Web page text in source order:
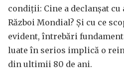
condiții: Cine a declanșat cu
Război Mondial? Și cu ce
evident, întrebări
luate în serios implică o
din ultimii 80 de ani.